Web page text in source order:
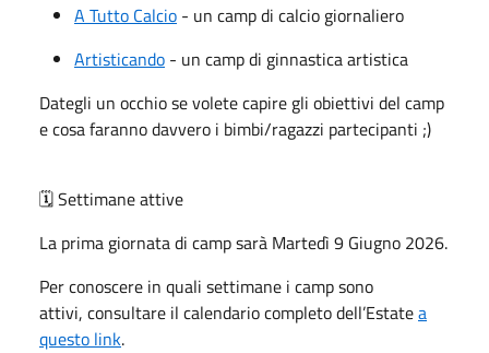
A Tutto Calcio - un camp di calcio giornaliero
Artisticando - un camp di ginnastica artistica
Dategli un occhio se volete capire gli obiettivi del camp
e cosa faranno davvero i bimbi/ragazzi partecipanti ;)
🗓️ Settimane attive
La prima giornata di camp sarà Martedì 9 Giugno 2026.
Per conoscere in quali settimane i camp sono
attivi, consultare il calendario completo dell’Estatea
questo link.